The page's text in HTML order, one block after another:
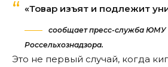
«Товар изъят и подлежит
сообщает пресс-служба ЮМУ
Россельхознадзора.
Это не первый случай, когда